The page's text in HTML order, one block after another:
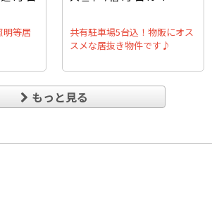
明等居
共有駐車場5台込！物販にオス
スメな居抜き物件です♪
もっと見る